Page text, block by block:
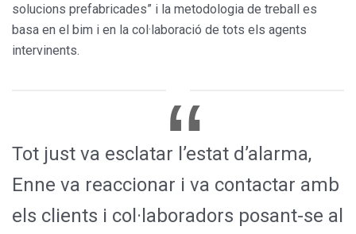
solucions prefabricades” i la metodologia de treball es
basa en el bim i en la col·laboració de tots els agents
intervinents.
Tot just va esclatar l’estat d’alarma,
Enne va reaccionar i va contactar amb
els clients i col·laboradors posant-se al